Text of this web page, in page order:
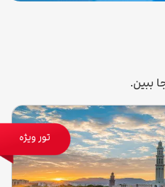
ببین.
تور ویژه